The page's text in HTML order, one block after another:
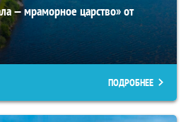
— мраморное царство» от
ПОДРОБНЕЕ